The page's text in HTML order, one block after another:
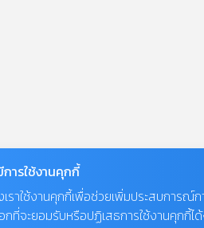
ารใช้งานคุกกี้
เราใช้งานคุกกี้เพื่อช่วยเพิ่มประสบการณ์
กที่จะยอมรับหรือปฏิเสธการใช้งานคุกกี้ไ